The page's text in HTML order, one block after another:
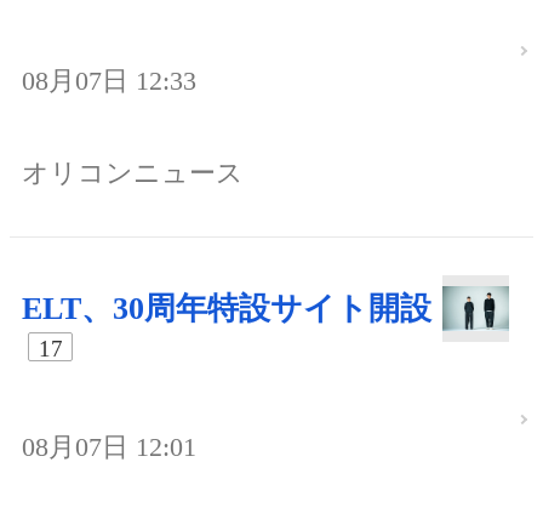
08月07日 12:33
オリコンニュース
ELT、30周年特設サイト開設
17
08月07日 12:01